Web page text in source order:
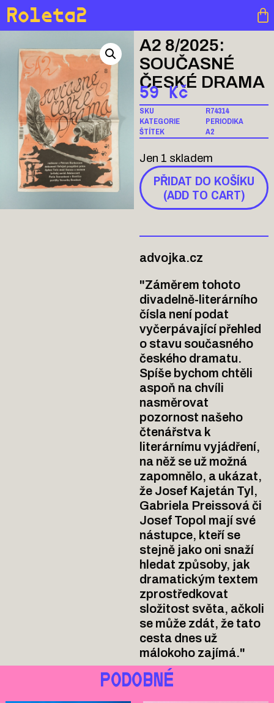
Roleta2
A2 8/2025:
SOUČASNÉ
ČESKÉ DRAMA
59 Kč
SKU
R74314
KATEGORIE
PERIODIKA
ŠTÍTEK
A2
Jen 1 skladem
PŘIDAT DO KOŠÍKU
(ADD TO CART)
advojka.cz
"Záměrem tohoto
divadelně­-literárního
čísla není podat
vyčerpávající přehled
o stavu současného
českého dramatu.
Spíše bychom chtěli
aspoň na chvíli
nasměrovat
pozornost našeho
čtenářstva k
literárnímu vyjádření,
na něž se už možná
zapomnělo, a ukázat,
že Josef Kajetán Tyl,
Gabriela Preissová či
Josef Topol mají své
nástupce, kteří se
stejně jako oni snaží
hledat způsoby, jak
dramatickým textem
zprostředkovat
složitost světa, ačkoli
se může zdát, že tato
cesta dnes už
málokoho zajímá."
PODOBNÉ